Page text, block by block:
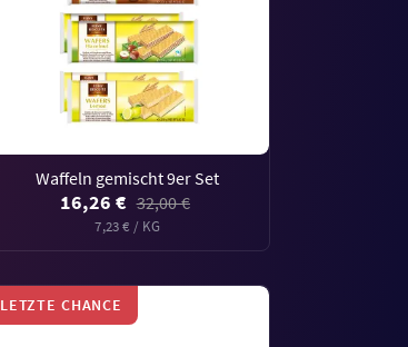
Waffeln gemischt 9er Set
16,26 € 32,00 €
7,23 € / KG
LETZTE CHANCE